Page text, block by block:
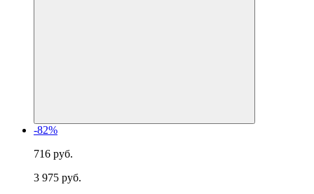
-82%
716 руб.
3 975 руб.